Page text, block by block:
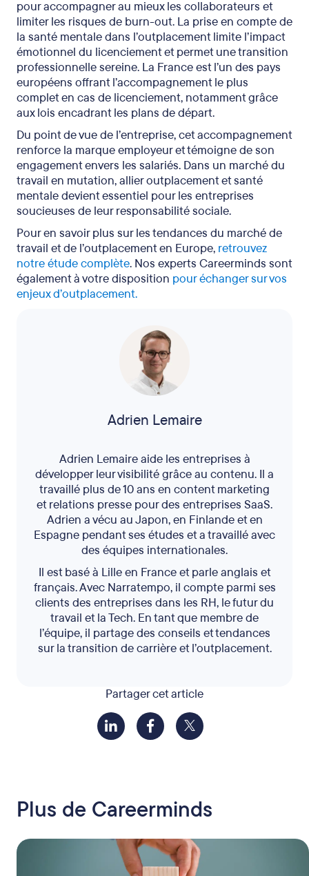
Partager cet article
pour accompagner au mieux les collaborateurs et
limiter les risques de burn-out. La prise en compte de
la santé mentale dans l’outplacement limite l’impact
émotionnel du licenciement et permet une transition
professionnelle sereine. La France est l’un des pays
européens offrant l’accompagnement le plus
complet en cas de licenciement, notamment grâce
aux lois encadrant les plans de départ.
Du point de vue de l’entreprise, cet accompagnement
renforce la marque employeur et témoigne de son
engagement envers les salariés. Dans un marché du
travail en mutation, allier outplacement et santé
mentale devient essentiel pour les entreprises
soucieuses de leur responsabilité sociale.
Pour en savoir plus sur les tendances du marché de
travail et de l’outplacement en Europe, retrouvez
notre étude complète. Nos experts Careerminds sont
également à votre disposition pour échanger sur vos
enjeux d’outplacement.
Adrien Lemaire
Adrien Lemaire aide les entreprises à
développer leur visibilité grâce au contenu. Il a
travaillé plus de 10 ans en content marketing
et relations presse pour des entreprises SaaS.
Adrien a vécu au Japon, en Finlande et en
Espagne pendant ses études et a travaillé avec
des équipes internationales.
Il est basé à Lille en France et parle anglais et
français. Avec Narratempo, il compte parmi ses
clients des entreprises dans les RH, le futur du
travail et la Tech. En tant que membre de
l’équipe, il partage des conseils et tendances
sur la transition de carrière et l’outplacement.
Plus de Careerminds